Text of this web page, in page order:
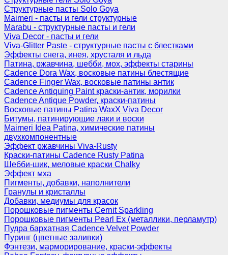
Структурные пасты Solo Goya
Maimeri - пасты и гели структурные
Marabu - структурные пасты и гели
Viva Decor - пасты и гели
Viva-Glitter Paste - структурные пасты с блестками
Эффекты снега, инея, хрусталя и льда
Патина, ржавчина, шебби, мох, эффекты старины
Cadence Dora Wax, восковые патины блестящие
Cadence Finger Wax, восковые патины антик
Сadence Antiquing Paint краски-антик, морилки
Cadence Antique Powder, краски-патины
Восковые патины Patina WaxX Viva Decor
Битумы, патинирующие лаки и воски
Maimeri Idea Patina, химические патины
двухкомпонентные
Эффект ржавчины Viva-Rusty
Краски-патины Cadence Rusty Patina
Шебби-шик, меловые краски Chalky
Эффект мха
Пигменты, добавки, наполнители
Гранулы и кристаллы
Добавки, медиумы для красок
Порошковые пигменты Cernit Sparkling
Порошковые пигменты Pearl Ex (металлики, перламутр)
Пудра бархатная Cadence Velvet Powder
Пуринг (цветные заливки)
Фэнтези, марморирование, краски-эффекты